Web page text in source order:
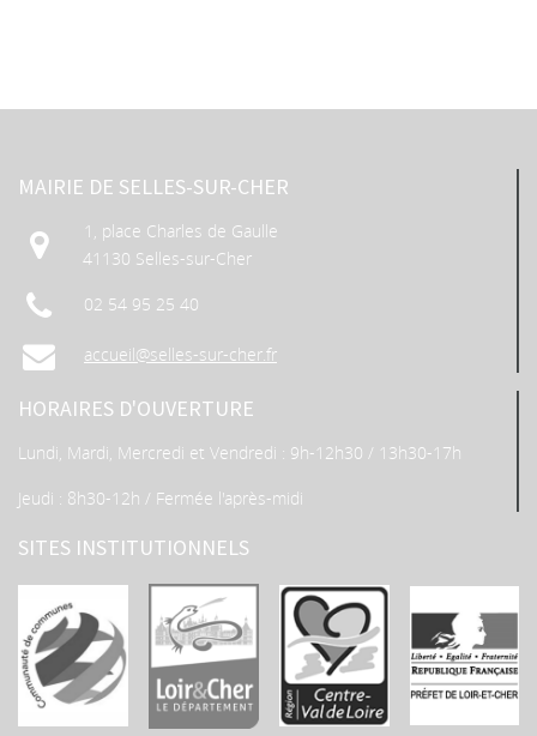
MAIRIE DE SELLES-SUR-CHER
1, place Charles de Gaulle
41130 Selles-sur-Cher
02 54 95 25 40
accueil@selles-sur-cher.fr
HORAIRES D'OUVERTURE
Lundi, Mardi, Mercredi et Vendredi : 9h-12h30 / 13h30-17h
Jeudi : 8h30-12h / Fermée l'après-midi
SITES INSTITUTIONNELS